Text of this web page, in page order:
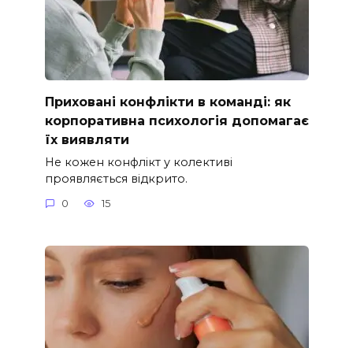
Приховані конфлікти в команді: як
корпоративна психологія допомагає
їх виявляти
Не кожен конфлікт у колективі
проявляється відкрито.
0 15